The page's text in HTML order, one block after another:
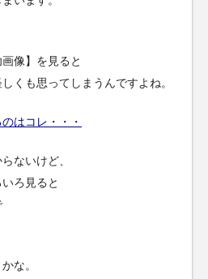
像】を見ると
くも思ってしまうんですよね。
はコレ・・・
ないけど、
ろ見ると
な。